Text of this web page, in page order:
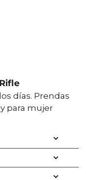
días. Prendas
para mujer